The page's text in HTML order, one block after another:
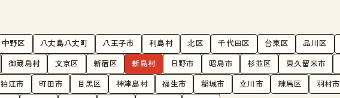
中野区 八丈島八丈町 八王子市 利島村 北区 千代田区 台東区 品川区
御蔵島村 文京区 新宿区 新島村 日野市 昭島市 杉並区 東久留米市
狛江市 町田市 目黒区 神津島村 福生市 稲城市 立川市 練馬区 羽村市